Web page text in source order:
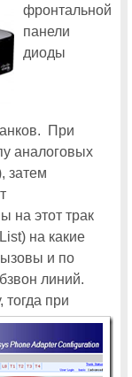
продукты
Expo-2011
небывалая по
включен поток
Expo-2011
Expo-2011
включен поток
поток «Сервисная
и особенности
новые
фронтальной
панели
диоды
При
аналоговых
затем
на этот трак
на какие
и по
линий.
тогда при